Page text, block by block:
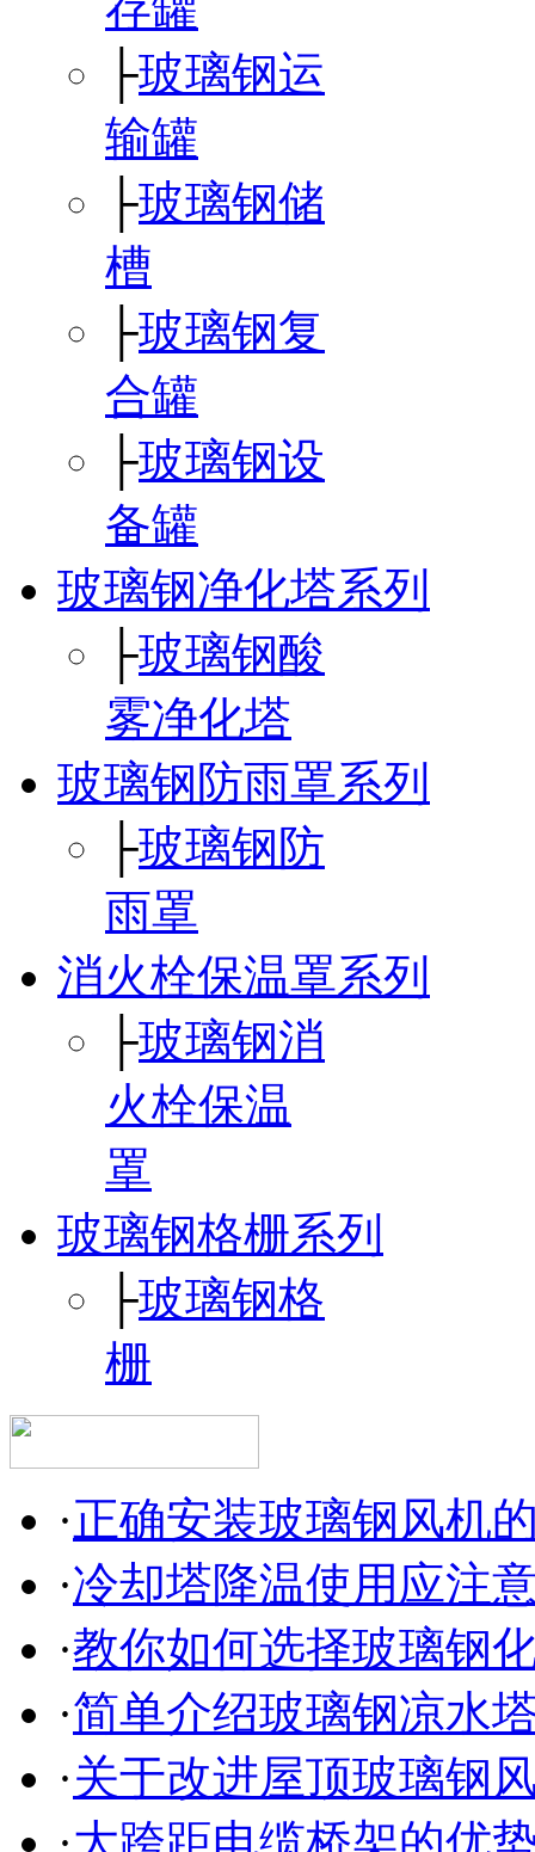
├玻璃钢运
输罐
├玻璃钢储
槽
├玻璃钢复
合罐
├玻璃钢设
备罐
玻璃钢净化塔系列
├玻璃钢酸
雾净化塔
玻璃钢防雨罩系列
├玻璃钢防
雨罩
消火栓保温罩系列
├玻璃钢消
火栓保温
罩
玻璃钢格栅系列
├玻璃钢格
栅
·正确安装玻璃钢风机
·冷却塔降温使用应注
·教你如何选择玻璃钢
·简单介绍玻璃钢凉水
·关于改进屋顶玻璃钢